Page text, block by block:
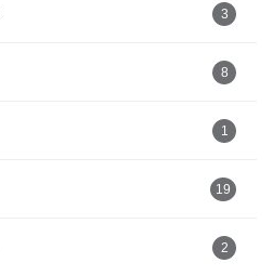
3
8
1
19
2